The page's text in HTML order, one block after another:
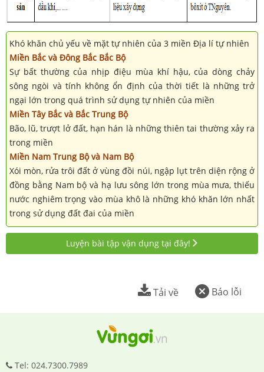
Khó khăn chủ yếu về mặt tự nhiên của 3 miền Địa lí tự nhiên
Miền Bắc và Đông Bắc Bắc Bộ
Sự bất thường của nhịp điệu mùa khí hậu, của dòng chảy
sông ngòi và tính không ổn định của thời tiết là những trở
ngại lớn trong quá trình sử dụng tự nhiên của miền
Miền Tây Bắc và Bắc Trung Bộ
Bão, lũ, trượt lở đất, hạn hán là những thiên tai thường xảy ra
trong miền
Miền Nam Trung Bộ và Nam Bộ
Xói mòn, rửa trôi đất ở vùng đồi núi, ngập lụt trên diện rộng ở
đồng bằng Nam bộ và hạ lưu sông lớn trong mùa mưa, thiếu
nước nghiêm trọng vào mùa khô là những khó khăn lớn nhất
trong sử dụng đất đai của miền
Luyện bài tập vận dụng tại đây!
Báo lỗi
Tải về
Tel: 024.7300.7989